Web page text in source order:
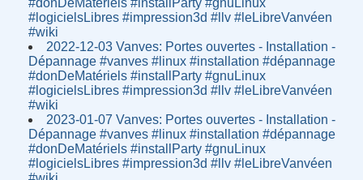
#logicielsLibres #impression3d #llv #leLibreVanvéen
#wiki
2022-12-03 Vanves: Portes ouvertes - Installation -
Dépannage #vanves #linux #installation #dépannage
#donDeMatériels #installParty #gnuLinux
#logicielsLibres #impression3d #llv #leLibreVanvéen
#wiki
2023-01-07 Vanves: Portes ouvertes - Installation -
Dépannage #vanves #linux #installation #dépannage
#donDeMatériels #installParty #gnuLinux
#logicielsLibres #impression3d #llv #leLibreVanvéen